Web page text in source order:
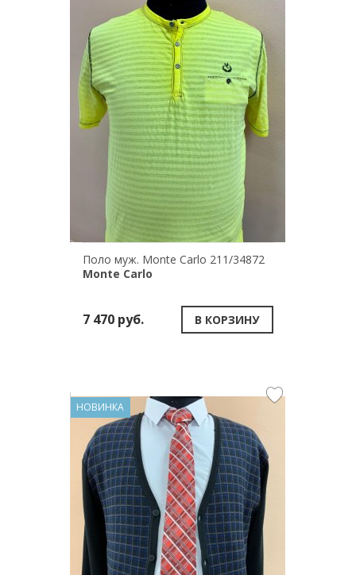
Поло муж. Monte Carlo 211/34872
Monte Carlo
7 470 руб. В КОРЗИНУ
НОВИНКА